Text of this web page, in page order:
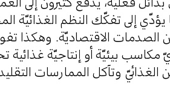
إلى تفكّك النظم الغذائيّة
الاقتصاديّة. وهكذا تفوق
بيئيّة أو إنتاجيّة غذائية
وتآكل الممارسات